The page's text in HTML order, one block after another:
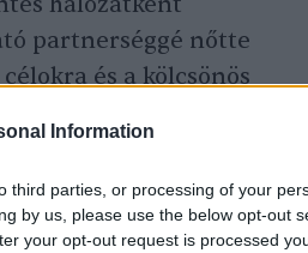
Information
third parties, or processing of your
by us, please use the below opt-out
your opt-out request is processed
partnerséggé nőtte
és a kölcsönös
mellett
területén